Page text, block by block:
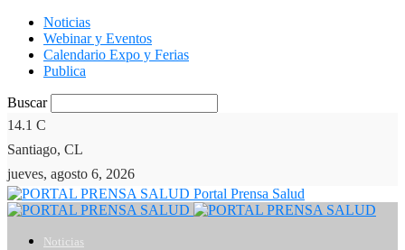
Noticias
Webinar y Eventos
Calendario Expo y Ferias
Publica
Buscar
14.1 C
Santiago, CL
jueves, agosto 6, 2026
Portal Prensa Salud
Noticias